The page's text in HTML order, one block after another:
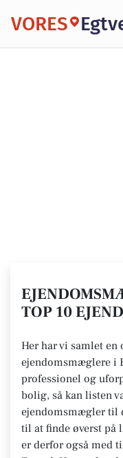
VORES
TOP 10
Her har vi samlet en
ejendomsmæglere i
professionel og
bolig, så kan listen
ejendomsmægler til
til at finde øverst på
er derfor også med